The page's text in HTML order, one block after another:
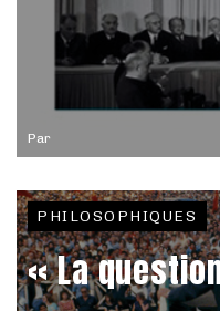
Par
PHILOSOPHIQUES
« La